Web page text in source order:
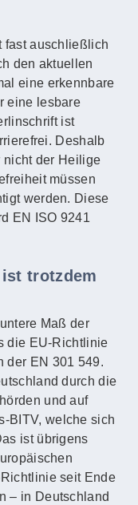
fast auschließlich
den aktuellen
eine erkennbare
eine lesbare
ist
Deshalb
der Heilige
müssen
werden. Diese
EN ISO 9241
trotzdem
Maß der
die EU-Richtlinie
der EN 301 549.
durch die
und auf
BITV, welche sich
ist übrigens
seit Ende
– in Deutschland